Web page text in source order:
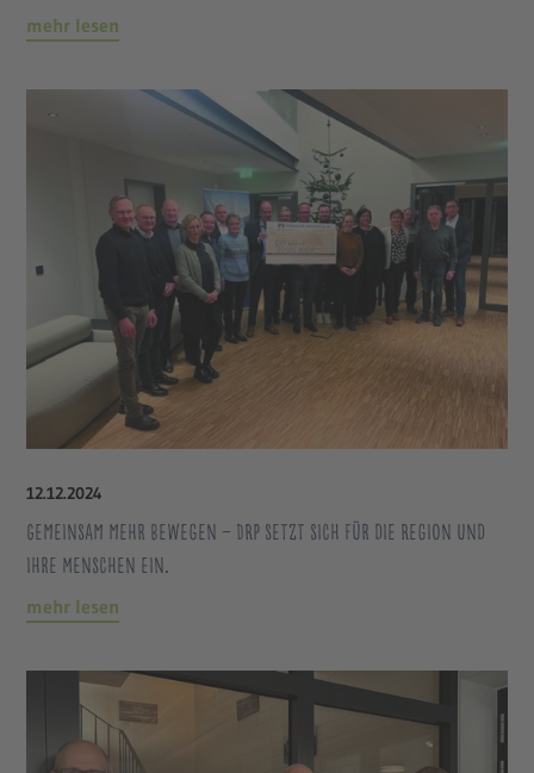
mehr lesen
12.12.2024
Gemeinsam mehr bewegen – DRP setzt sich für die Region und
ihre Menschen ein.
mehr lesen